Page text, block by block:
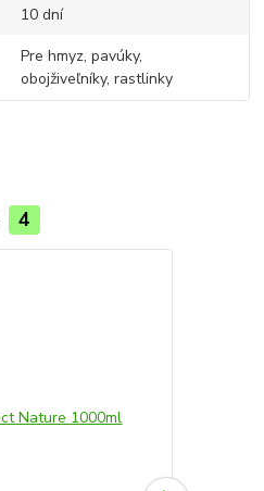
10 dní
Pre hmyz, pavúky,
obojživeľníky, rastlinky
4